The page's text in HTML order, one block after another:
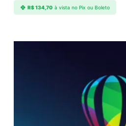
R$134,70 à vista no Pix ou Boleto